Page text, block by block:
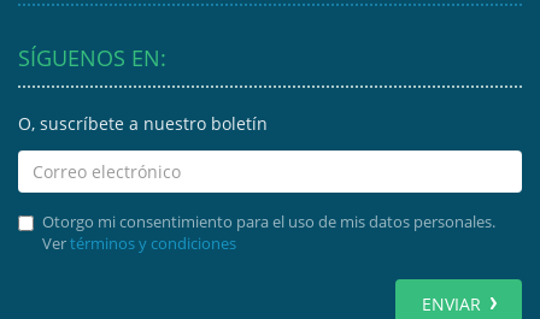
SÍGUENOS EN:
O, suscríbete a nuestro boletín
Otorgo mi consentimiento para el uso de mis datos personales.
Vertérminos y condiciones
ENVIAR